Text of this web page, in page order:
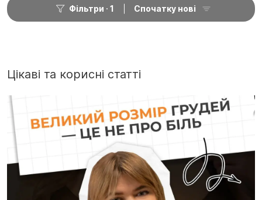
Фільтри 1 Спочатку нові
Цікаві та корисні статті